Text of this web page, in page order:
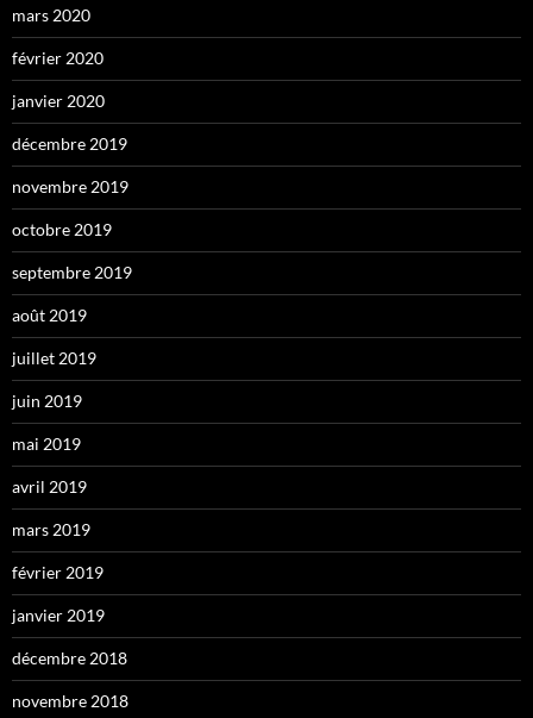
mars 2020
février 2020
janvier 2020
décembre 2019
novembre 2019
octobre 2019
septembre 2019
août 2019
juillet 2019
juin 2019
mai 2019
avril 2019
mars 2019
février 2019
janvier 2019
décembre 2018
novembre 2018